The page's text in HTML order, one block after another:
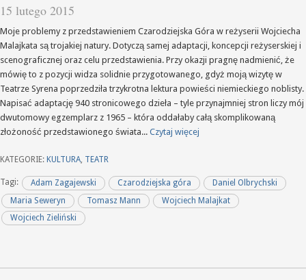
15 lutego 2015
Moje problemy z przedstawieniem Czarodziejska Góra w reżyserii Wojciecha
Malajkata są trojakiej natury. Dotyczą samej adaptacji, koncepcji reżyserskiej i
scenograficznej oraz celu przedstawienia. Przy okazji pragnę nadmienić, że
mówię to z pozycji widza solidnie przygotowanego, gdyż moją wizytę w
Teatrze Syrena poprzedziła trzykrotna lektura powieści niemieckiego noblisty.
Napisać adaptację 940 stronicowego dzieła – tyle przynajmniej stron liczy mój
dwutomowy egzemplarz z 1965 – która oddałaby całą skomplikowaną
złożoność przedstawionego świata... Czytaj więcej
KATEGORIE: KULTURA, TEATR
Tagi: Adam Zagajewski Czarodziejska góra
Daniel Olbrychski
Maria Seweryn
Tomasz Mann
Wojciech Malajkat
Wojciech Zieliński